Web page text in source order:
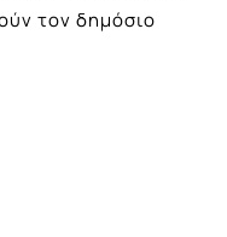
τον δημόσιο